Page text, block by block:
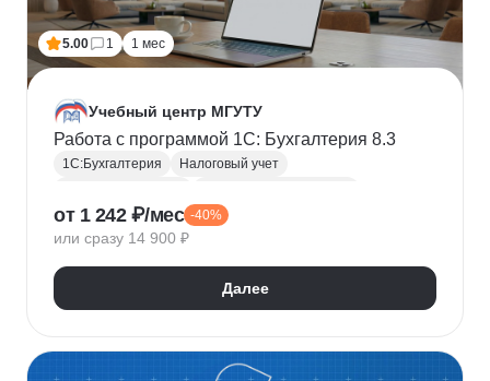
5.00 1 1 мес
Учебный центр МГУТУ
Работа с программой 1С: Бухгалтерия 8.3
1С:Бухгалтерия
Налоговый учет
Программа 1С
Бухгалтерская отчетность
Налоговая отчетность
от 1 242 ₽/мес -40%
или сразу 14 900 ₽
Далее